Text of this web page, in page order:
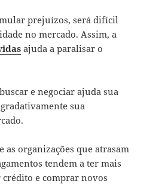
prejuízos, será difícil
no mercado. Assim, a
ajuda a paralisar o
e negociar ajuda sua
sua
as organizações que atrasam
tendem a ter mais
e comprar novos